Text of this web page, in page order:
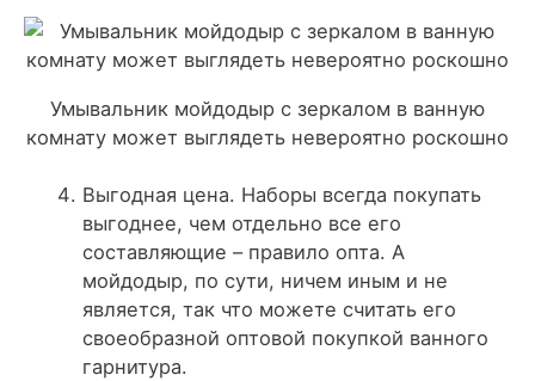
Умывальник мойдодыр с зеркалом в ванную
комнату может выглядеть невероятно роскошно
Выгодная цена. Наборы всегда покупать
выгоднее, чем отдельно все его
составляющие – правило опта. А
мойдодыр, по сути, ничем иным и не
является, так что можете считать его
своеобразнойоптовой покупкой ванного
гарнитура.